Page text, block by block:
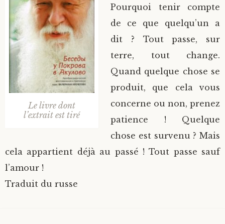
Le livre dont
l’extrait est tiré
Pourquoi tenir compte
de ce que quelqu’un a
dit ? Tout passe, sur
terre, tout change.
Quand quelque chose se
produit, que cela vous
concerne ou non, prenez
patience ! Quelque
chose est survenu ? Mais
cela appartient déjà au passé ! Tout passe sauf
l’amour !
Traduit du russe